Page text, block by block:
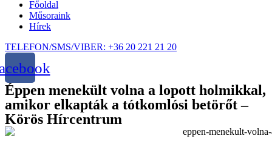
Főoldal
Műsoraink
Hírek
TELEFON/SMS/VIBER: +36 20 221 21 20
Éppen menekült volna a lopott holmikkal,
amikor elkapták a tótkomlósi betörőt –
Körös Hírcentrum